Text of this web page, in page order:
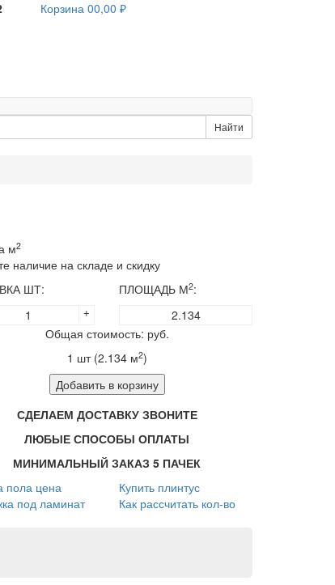
Корзина 00,00 ₽
Найти
м2
наличие на складе и скидку
ШТ:
+
ПЛОЩАДЬ М2:
Общая стоимость: руб.
1 шт (2.134м2)
Добавить в корзину
СДЕЛАЕМ ДОСТАВКУ ЗВОНИТЕ
ЛЮБЫЕ СПОСОБЫ ОПЛАТЫ
МИНИМАЛЬНЫЙ ЗАКАЗ 5 ПАЧЕК
пола цена
Купить плинтус
под ламинат
Как рассчитать кол-во